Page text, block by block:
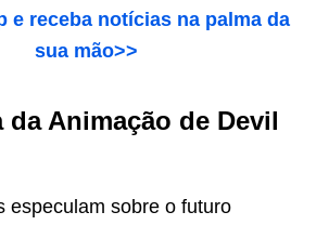
e receba notícias na palma da
sua mão>>
da Animação de Devil
especulam sobre o futuro